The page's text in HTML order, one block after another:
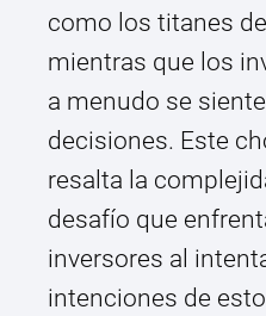
como los titanes
mientras que los
a menudo se
decisiones. Este
resalta la
desafío que
inversores al
intenciones de